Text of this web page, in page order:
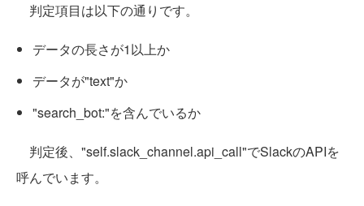
判定項目は以下の通りです。
データの長さが1以上か
データが"text"か
"search_bot:"を含んでいるか
判定後、"self.slack_channel.api_call"でSlackのAPIを
呼んでいます。